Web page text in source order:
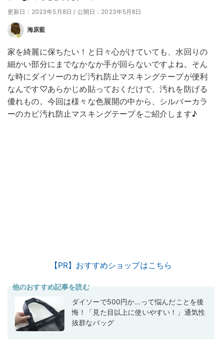
更新日：2023年5月8日 / 公開日：2023年5月8日
海原藍
家を綺麗に保ちたい！と日々心がけていても、水回りの
細かい部分にまでなかなか手が回らないですよね。そん
な時にダイソーのカビ汚れ防止マスキングテープが便利
なんです♡あらかじめ貼っておくだけで、汚れを防げる
優れもの。今回は様々な色展開の中から、シルバーカラ
ーのカビ汚れ防止マスキングテープをご紹介します♪
【PR】おすすめショップはこちら
他のおすすめ記事を読む
ダイソーで500円か…って悩んだことを後
悔！「見た目以上に使いやすい！」通気性
抜群なバッグ